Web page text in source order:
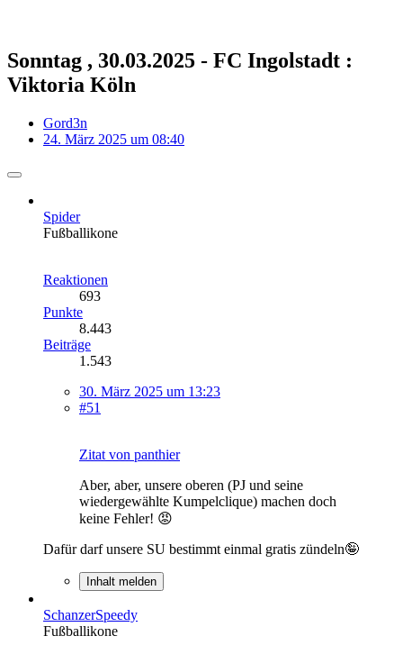
Sonntag , 30.03.2025 - FC Ingolstadt :
Viktoria Köln
Gord3n
24. März 2025 um 08:40
Spider
Fußballikone
Reaktionen
693
Punkte
8.443
Beiträge
1.543
30. März 2025 um 13:23
#51
Zitat von panthier
Aber, aber, unsere oberen (PJ und seine
wiedergewählte Kumpelclique) machen doch
keine Fehler! 😡
Dafür darf unsere SU bestimmt einmal gratis zündeln🤪
Inhalt melden
SchanzerSpeedy
Fußballikone